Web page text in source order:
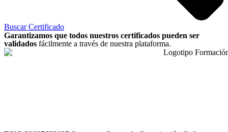
Buscar Certificado
Garantizamos que todos nuestros certificados pueden ser
validados fácilmente a través de nuestra plataforma.